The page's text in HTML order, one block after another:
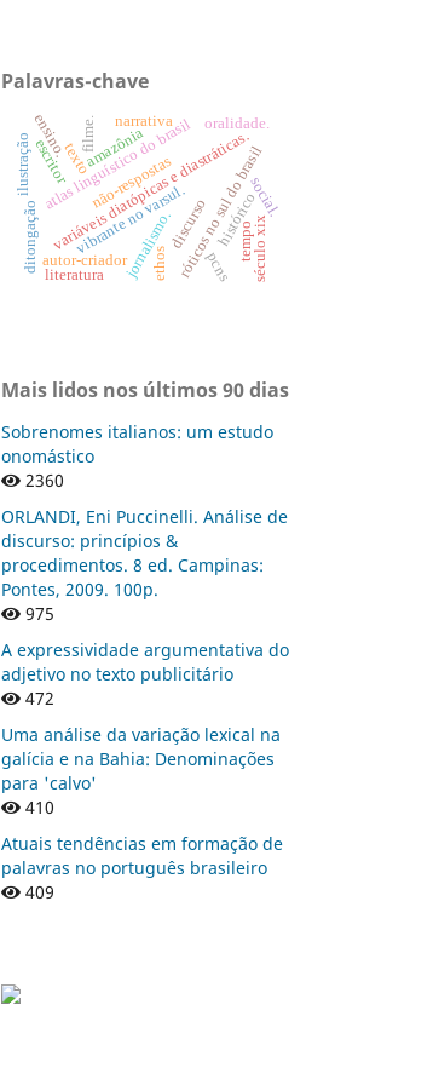
Palavras-chave
atlas linguístico do brasil
não-respostas
variáveis diatópicas e diastráticas.
róticos no sul do brasil
vibrante no varsul.
autor-criador
escritor amazônia
discurso
jornalismo.
texto
históricosocial.
tempo
narrativa
filme. oralidade.
ditongação século xix
ilustração
literatura
ensino.
ethos pcns
Mais lidos nos últimos 90 dias
Sobrenomes italianos: um estudo
onomástico
2360
ORLANDI, Eni Puccinelli. Análise de
discurso: princípios &
procedimentos. 8 ed. Campinas:
Pontes, 2009. 100p.
975
A expressividade argumentativa do
adjetivo no texto publicitário
472
Uma análise da variação lexical na
galícia e na Bahia: Denominações
para 'calvo'
410
Atuais tendências em formação de
palavras no português brasileiro
409